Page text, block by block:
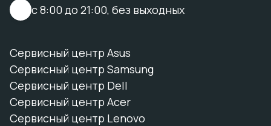
с 8:00 до 21:00, без выходных
Сервисный центр Asus
Сервисный центр Samsung
Сервисный центр Dell
Сервисный центр Acer
Сервисный центр Lenovo